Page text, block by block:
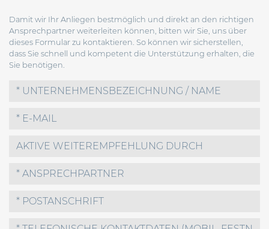
Damit wir Ihr Anliegen bestmöglich und direkt an den richtigen
Ansprechpartner weiterleiten können, bitten wir Sie, uns über
dieses Formular zu kontaktieren. So können wir sicherstellen,
dass Sie schnell und kompetent die Unterstützung erhalten, die
Sie benötigen.